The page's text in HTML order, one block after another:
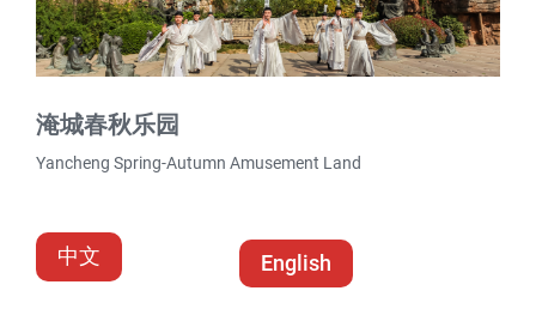
淹城春秋乐园
Yancheng Spring-Autumn Amusement Land
中文 English